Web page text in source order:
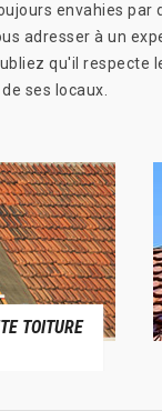
envahies
adresser à un
qu'il respecte
ses locaux.
TOITURE